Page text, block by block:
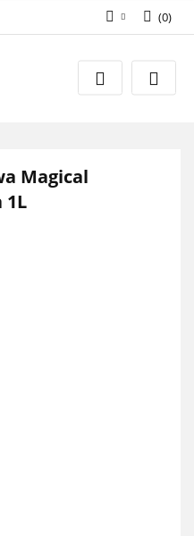
Zaloguj się
Zarejestruj się
(0)
Magical
1L